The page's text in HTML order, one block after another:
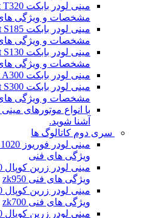
مشخصات و ویژگی
مشخصات و ویژگی
مشخصات و ویژگی
مینی لودر بابکت Bobcat A300
مشخصات و ویژگی
با انواع موتورهای
آشنا شوید.
سری دوم کاتالوگ ها
ویژگی های فنی
ویژگی های فنی zk950
ویژگی های فنی zk700